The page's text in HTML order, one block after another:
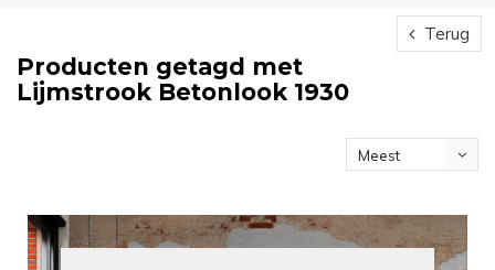
Terug
Producten getagd met
Lijmstrook Betonlook 1930
Meest